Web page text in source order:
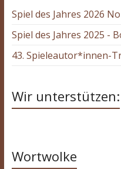
Spiel des Jahres 2026
Spiel des Jahres 2025 -
43. Spieleautor*innen-
Wir unterstützen:
Wortwolke